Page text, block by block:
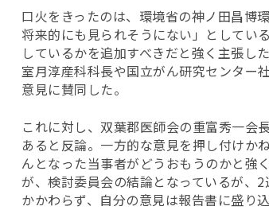
口火をきったのは、環境省の神ノ田昌博
将来的にも見られそうにない」としてい
しているかを追加すべきだと強く主張し
室月淳産科科長や国立がん研究センター
意見に賛同した。
これに対し、双葉郡医師会の重富秀一会
あると反論。一方的な意見を押し付けか
んとなった当事者がどうおもうのかと強
が、検討委員会の結論となっているが、
かかわらず、自分の意見は報告書に盛り